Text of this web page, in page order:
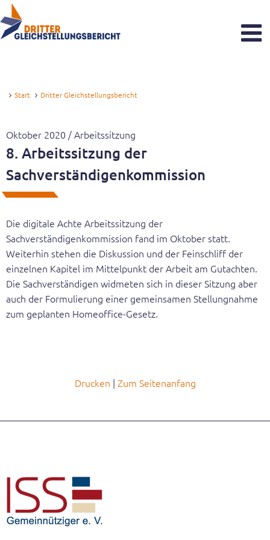
Was sind Gleichstellungsberichte?
Aktuelles
Reaktionen zum Gutachten
Newsletter
Sachverständigenkommission
Geschäftsstelle
Veröffentlichungen
Positionierung
Erster Gleichstellungsbericht
Start Dritter Gleichstellungsbericht
Oktober 2020 / Arbeitssitzung
8. Arbeitssitzung der
Sachverständigenkommission
Die digitale Achte Arbeitssitzung der
Sachverständigenkommission fand im Oktober statt.
Weiterhin stehen die Diskussion und der Feinschliff der
einzelnen Kapitel im Mittelpunkt der Arbeit am Gutachten.
Die Sachverständigen widmeten sich in dieser Sitzung aber
auch der Formulierung einer gemeinsamen Stellungnahme
zum geplanten Homeoffice-Gesetz.
Drucken Zum Seitenanfang